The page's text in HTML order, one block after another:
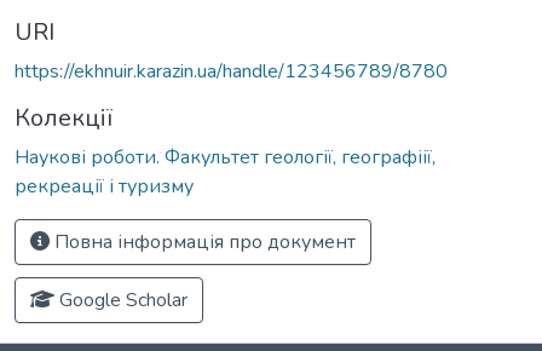
URI
https://ekhnuir.karazin.ua/handle/123456789/8780
Колекції
Наукові роботи. Факультет геології, географіії,
рекреації і туризму
Повна інформація про документ
Google Scholar